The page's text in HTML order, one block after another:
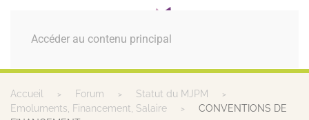
Accéder au contenu principal
MENU
Accueil Forum
Statut du MJPM
Emoluments, Financement, Salaire
CONVENTIONS DE